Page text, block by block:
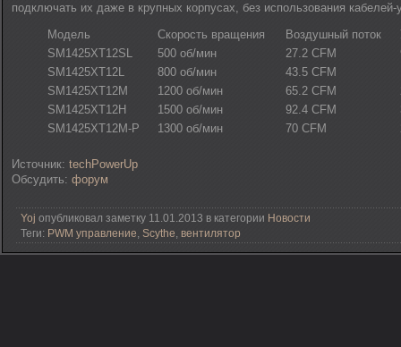
подключать их даже в крупных корпусах, без использования кабелей-
Модель
Скорость вращения Воздушный поток
SM1425XT12SL
500 об/мин 27.2 CFM
SM1425XT12L
800 об/мин 43.5 CFM
SM1425XT12M
1200 об/мин 65.2 CFM
SM1425XT12H
1500 об/мин 92.4 CFM
SM1425XT12M-P
1300 об/мин 70 CFM
Источник: techPowerUp
Обсудить: форум
Yoj опубликовал заметку 11.01.2013 в категории Новости
Теги: PWM управление, Scythe, вентилятор